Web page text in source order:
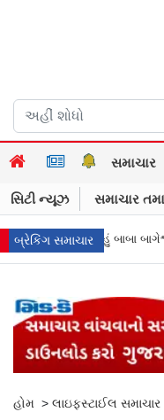
સમાચાર
સિટી ન્યૂઝ સમાચાર
બ્રેકિંગ સમાચાર
નથી...’: IIT દિલ્હીમાં
હોમ > લાઇફસ્ટાઈલ સમાચાર